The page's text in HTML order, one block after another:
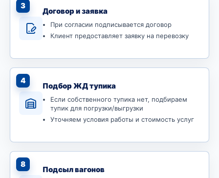
3
Договор и заявка
При согласии подписывается договор
Клиент предоставляет заявку на перевозку
4
Подбор ЖД тупика
Если собственного тупика нет, подбираем
тупик для погрузки/выгрузки
Уточняем условия работы и стоимость услуг
8
Подсыл вагонов